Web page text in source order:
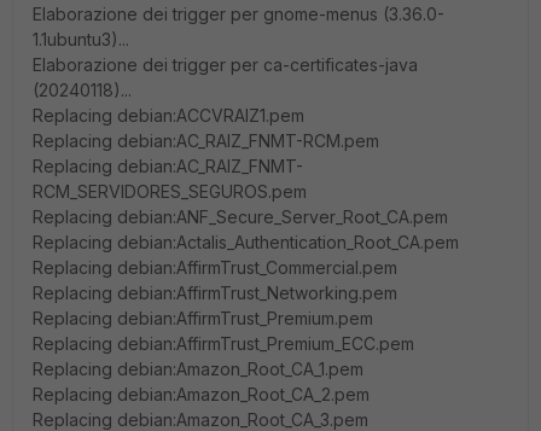
Elaborazione dei trigger per gnome-menus (3.36.0-
1.1ubuntu3)...
Elaborazione dei trigger per ca-certificates-java
(20240118)...
Replacing debian:ACCVRAIZ1.pem
Replacing debian:AC_RAIZ_FNMT-RCM.pem
Replacing debian:AC_RAIZ_FNMT-
RCM_SERVIDORES_SEGUROS.pem
Replacing debian:ANF_Secure_Server_Root_CA.pem
Replacing debian:Actalis_Authentication_Root_CA.pem
Replacing debian:AffirmTrust_Commercial.pem
Replacing debian:AffirmTrust_Networking.pem
Replacing debian:AffirmTrust_Premium.pem
Replacing debian:AffirmTrust_Premium_ECC.pem
Replacing debian:Amazon_Root_CA_1.pem
Replacing debian:Amazon_Root_CA_2.pem
Replacing debian:Amazon_Root_CA_3.pem